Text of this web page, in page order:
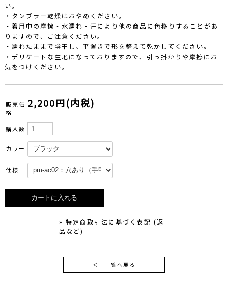
い。
・タンブラー乾燥はおやめください。
・着用中の摩擦・水濡れ・汗により他の商品に色移りすることがあ
りますので、ご注意ください。
・濡れたままで陰干し、平置きで形を整えて乾かしてください。
・デリケートな生地になっておりますので、引っ掛かりや摩擦にお
気をつけください。
販売価
格
2,200円(内税)
購入数
カラー
仕様
» 特定商取引法に基づく表記 (返
品など)
＜ 一覧へ戻る